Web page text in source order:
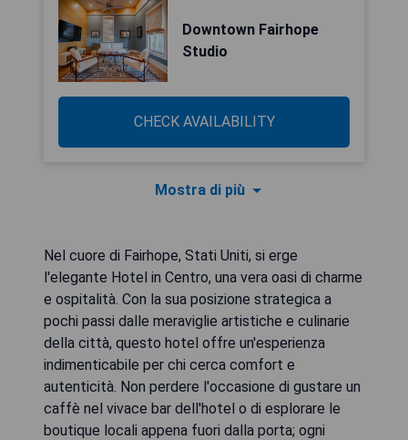
Downtown Fairhope
Studio
CHECK AVAILABILITY
Mostra di più
Nel cuore di Fairhope, Stati Uniti, si erge
l'elegante Hotel in Centro, una vera oasi di charme
e ospitalità. Con la sua posizione strategica a
pochi passi dalle meraviglie artistiche e culinarie
della città, questo hotel offre un'esperienza
indimenticabile per chi cerca comfort e
autenticità. Non perdere l'occasione di gustare un
caffè nel vivace bar dell'hotel o di esplorare le
boutique locali appena fuori dalla porta; ogni